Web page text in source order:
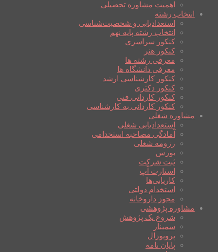
اهمیت مشاوره تحصیلی
انتخاب رشته
استعدادیابی و شخصیت‌شناسی
انتخاب رشته پایه نهم
کنکور سراسری
کنکور هنر
معرفی رشته ها
معرفی دانشگاه ها
کنکور کارشناسی ارشد
کنکور دکتری
کنکور کاردانی فنی
کنکور کاردانی به کارشناسی
مشاوره شغلی
استعدادیابی شغلی
آمادگی مصاحبه استخدامی
رزومه شغلی
بورس
ثبت شرکت
استارت آپ
کاریابی‌ها
استخدام دولتی
مجوز داروخانه
مشاوره پژوهشی
شروع یک پژوهش
سمینار
پروپوزال
پایان نامه